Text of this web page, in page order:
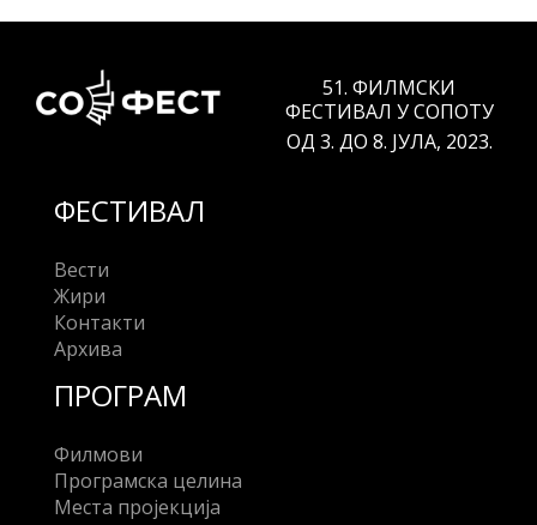
51. ФИЛМСКИ
ФЕСТИВАЛ У СОПОТУ
ОД 3. ДО 8. ЈУЛА, 2023.
ФЕСТИВАЛ
Вести
Жири
Контакти
Архива
ПРОГРАМ
Филмови
Програмска целина
Места пројекција